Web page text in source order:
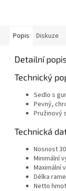
Popis Diskuze
Detailní
Technický
Sedlo s
Pevný,
Pružinový
Technická
Nosnost
Minimální
Maximální
Délka
Netto